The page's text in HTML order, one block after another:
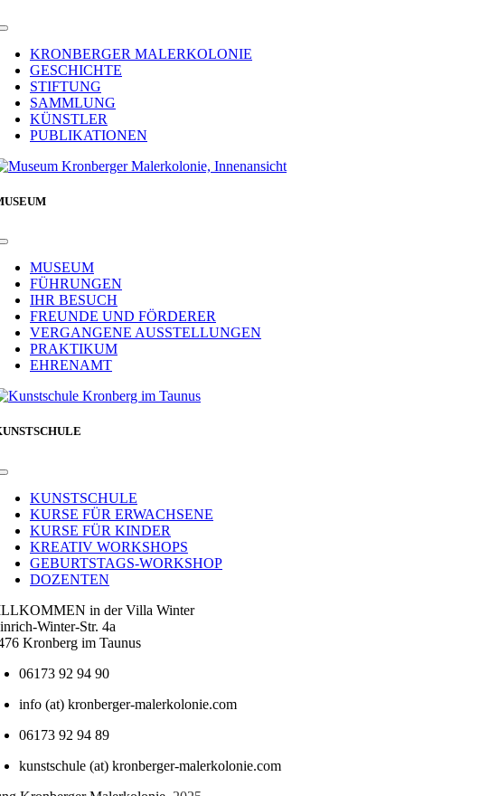
Toggle
NavigationKRONBERGER MALERKOLONIE
GESCHICHTE
STIFTUNG
SAMMLUNG
KÜNSTLER
PUBLIKATIONEN
Toggle
NavigationMUSEUM
FÜHRUNGEN
IHR BESUCH
FREUNDE UND FÖRDERER
VERGANGENE AUSSTELLUNGEN
PRAKTIKUM
EHRENAMT
Toggle
NavigationKUNSTSCHULE
KURSE FÜR ERWACHSENE
KURSE FÜR KINDER
KREATIV WORKSHOPS
GEBURTSTAGS-WORKSHOP
DOZENTEN
in der Villa Winter
Winter-Str. 4a
Kronberg im Taunus
06173 92 94 90
info (at) kronberger-malerkolonie.com
06173 92 94 89
kunstschule (at) kronberger-malerkolonie.com